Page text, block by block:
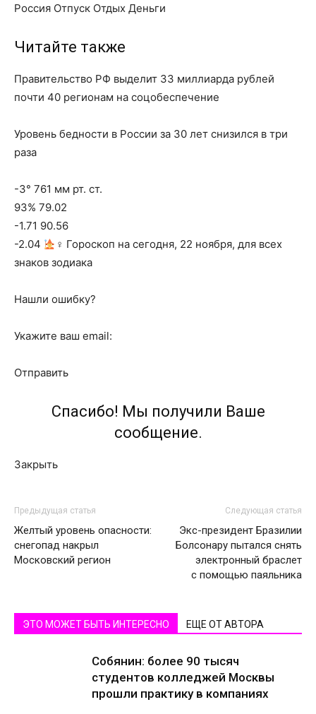
Россия Отпуск Отдых Деньги
Читайте также
Правительство РФ выделит 33 миллиарда рублей
почти 40 регионам на соцобеспечение
Уровень бедности в России за 30 лет снизился в три
раза
-3° 761 мм рт. ст.
93% 79.02
-1.71 90.56
-2.04
‍♀ Гороскоп на сегодня, 22 ноября, для всех
знаков зодиака
Нашли ошибку?
Укажите ваш email:
Отправить
Спасибо! Мы получили Ваше
сообщение.
Закрыть
Предыдущая статья
Желтый уровень опасности:
снегопад накрыл
Московский регион
Следующая статья
Экс-президент Бразилии
Болсонару пытался снять
электронный браслет
с помощью паяльника
ЭТО МОЖЕТ БЫТЬ ИНТЕРЕСНО ЕЩЕ ОТ АВТОРА
Собянин: более 90 тысяч
студентов колледжей Москвы
прошли практику в компаниях